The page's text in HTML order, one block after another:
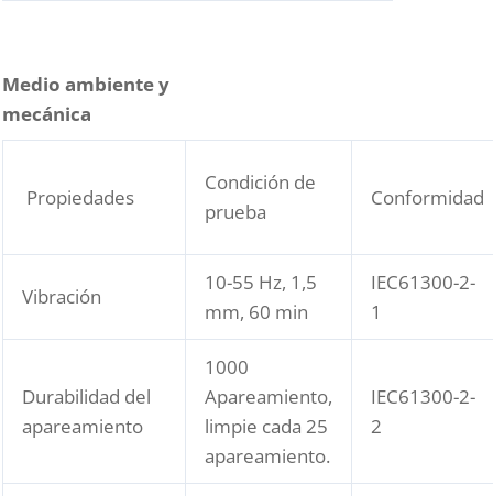
Medio ambiente y
mecánica
Propiedades
Condición de
prueba
Conformidad
Vibración
10-55 Hz, 1,5
mm, 60 min
IEC61300-2-
1
Durabilidad del
apareamiento
1000
Apareamiento,
limpie cada 25
apareamiento.
IEC61300-2-
2